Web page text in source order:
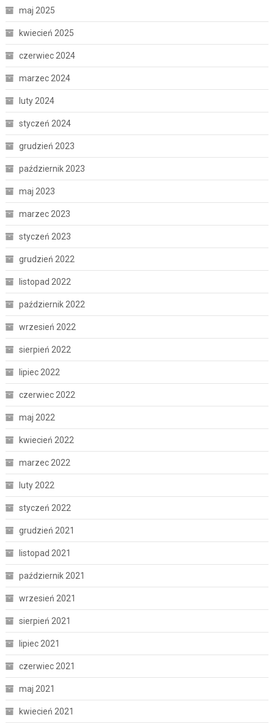
maj 2025
kwiecień 2025
czerwiec 2024
marzec 2024
luty 2024
styczeń 2024
grudzień 2023
październik 2023
maj 2023
marzec 2023
styczeń 2023
grudzień 2022
listopad 2022
październik 2022
wrzesień 2022
sierpień 2022
lipiec 2022
czerwiec 2022
maj 2022
kwiecień 2022
marzec 2022
luty 2022
styczeń 2022
grudzień 2021
listopad 2021
październik 2021
wrzesień 2021
sierpień 2021
lipiec 2021
czerwiec 2021
maj 2021
kwiecień 2021